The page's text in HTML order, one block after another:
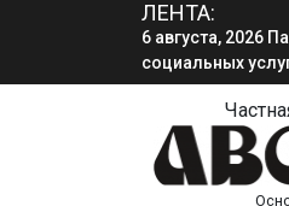
ЛЕНТА:
4 августа, 2026
смена.
социальных